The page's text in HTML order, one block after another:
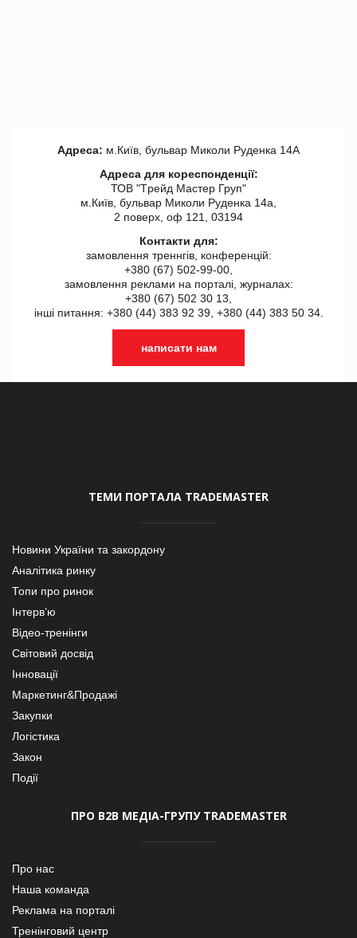
Адреса: м.Київ, бульвар Миколи Руденка 14А
Адреса для кореспонденції:
ТОВ "Tрейд Мастер Груп"
м.Київ, бульвар Миколи Руденка 14а,
2 поверх, оф 121, 03194
Контакти для:
замовлення треннгів, конференцій:
+380 (67) 502-99-00,
замовлення реклами на порталі, журналах:
+380 (67) 502 30 13,
інші питання: +380 (44) 383 92 39, +380 (44) 383 50 34.
написати нам
ТЕМИ ПОРТАЛА TRADEMASTER
Новини України та закордону
Аналітика ринку
Топи про ринок
Інтерв’ю
Відео-тренінги
Світовий досвід
Інновації
Маркетинг&Продажі
Закупки
Логістика
Закон
Події
ПРО В2В МЕДІА-ГРУПУ TRADEMASTER
Про нас
Наша команда
Реклама на порталі
Тренінговий центр